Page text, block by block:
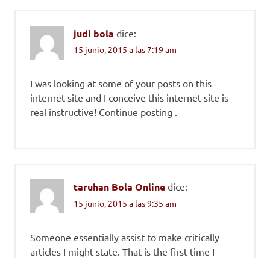
judi bola dice:
15 junio, 2015 a las 7:19 am
I was looking at some of your posts on this
internet site and I conceive this internet site is
real instructive! Continue posting .
taruhan Bola Online dice:
15 junio, 2015 a las 9:35 am
Someone essentially assist to make critically
articles I might state. That is the first time I